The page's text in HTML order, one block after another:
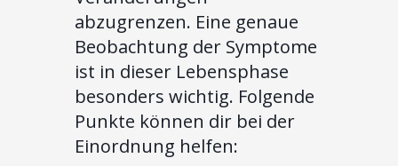
abzugrenzen. Eine genaue
Beobachtung der Symptome
ist in dieser Lebensphase
besonders wichtig. Folgende
Punkte können dir bei der
Einordnung helfen: